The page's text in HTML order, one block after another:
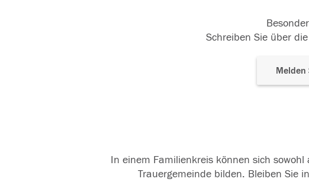
Schreiben Sie über
Melden
In einem Familienkreis können sich
Trauergemeinde bilden. Bleiben Sie